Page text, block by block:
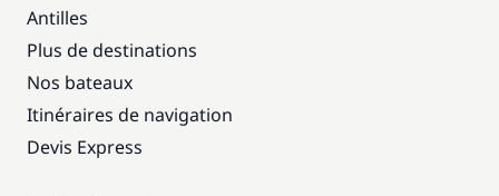
Antilles
Plus de destinations
Nos bateaux
Itinéraires de navigation
Devis Express